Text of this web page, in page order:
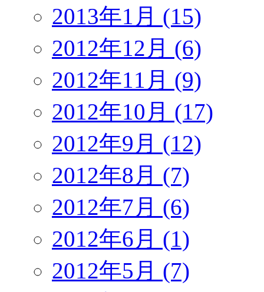
2013年1月 (15)
2012年12月 (6)
2012年11月 (9)
2012年10月 (17)
2012年9月 (12)
2012年8月 (7)
2012年7月 (6)
2012年6月 (1)
2012年5月 (7)